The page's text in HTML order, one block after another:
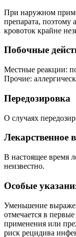
При наружном
препарата, поэтому
кровоток крайне
Побочные
Местные реакции:
Прочие:
Передозировка
О случаях
Лекарственное
В настоящее время
неизвестно.
Особые
Уменьшение
отмечается в
применения или
риск рецидива